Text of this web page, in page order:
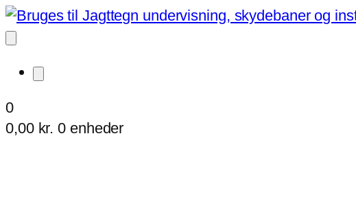
0
0,00 kr. 0 enheder